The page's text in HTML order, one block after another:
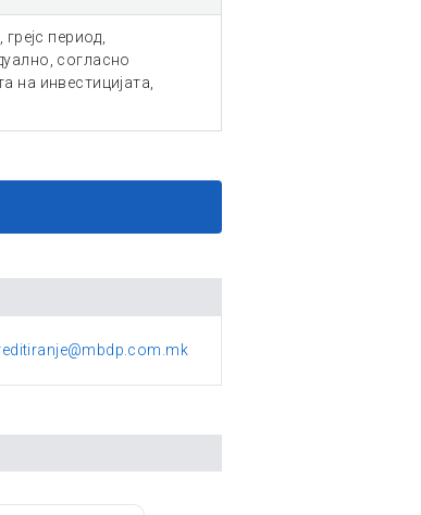
период,
согласно
на инвестицијата,